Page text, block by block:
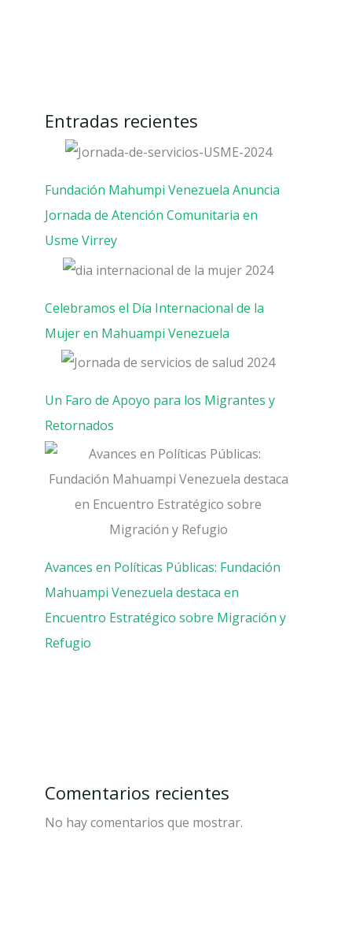
Entradas recientes
Fundación Mahumpi Venezuela Anuncia
Jornada de Atención Comunitaria en
Usme Virrey
Celebramos el Día Internacional de la
Mujer en Mahuampi Venezuela
Un Faro de Apoyo para los Migrantes y
Retornados
Avances en Políticas Públicas: Fundación
Mahuampi Venezuela destaca en
Encuentro Estratégico sobre Migración y
Refugio
Comentarios recientes
No hay comentarios que mostrar.